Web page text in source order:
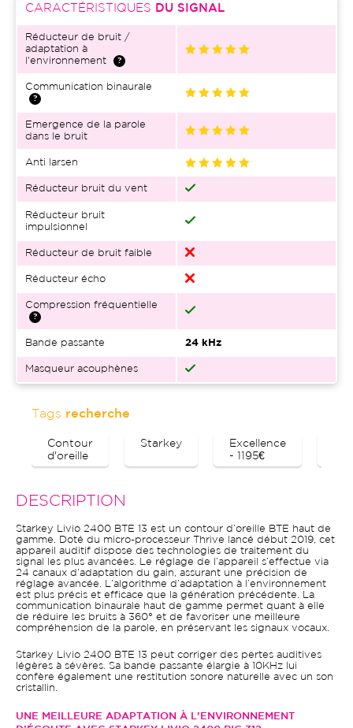
CARACTÉRISTIQUES DU SIGNAL
Réducteur de bruit /
adaptation à
l'environnement
Communication binaurale
Emergence de la parole
dans le bruit
Anti larsen
Réducteur bruit du vent
Réducteur bruit
impulsionnel
Réducteur de bruit faible
Réducteur écho
Compression fréquentielle
Bande passante 24 kHz
Masqueur acouphènes
Tags recherche
Contour
d'oreille
Starkey
Excellence
- 1195€
DESCRIPTION
Starkey Livio 2400 BTE 13 est un contour d’oreille BTE haut de
gamme. Doté du micro-processeur Thrive lancé début 2019, cet
appareil auditif dispose des technologies de traitement du
signal les plus avancées. Le réglage de l’appareil s’effectue via
24 canaux d’adaptation du gain, assurant une précision de
réglage avancée. L’algorithme d’adaptation à l’environnement
est plus précis et efficace que la génération précédente. La
communication binaurale haut de gamme permet quant à elle
de réduire les bruits à 360° et de favoriser une meilleure
compréhension de la parole, en préservant les signaux vocaux.
Starkey Livio 2400 BTE 13 peut corriger des pertes auditives
légères à sévères. Sa bande passante élargie à 10KHz lui
confère également une restitution sonore naturelle avec un son
cristallin.
UNE MEILLEURE ADAPTATION À L’ENVIRONNEMENT